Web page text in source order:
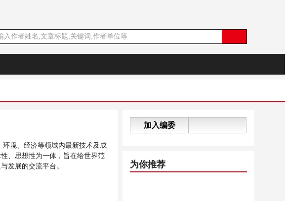
环境、经济等领域内最新技术及成
、思想性为一体，旨在给世界范
发展的交流平台。
加入编委
为你推荐